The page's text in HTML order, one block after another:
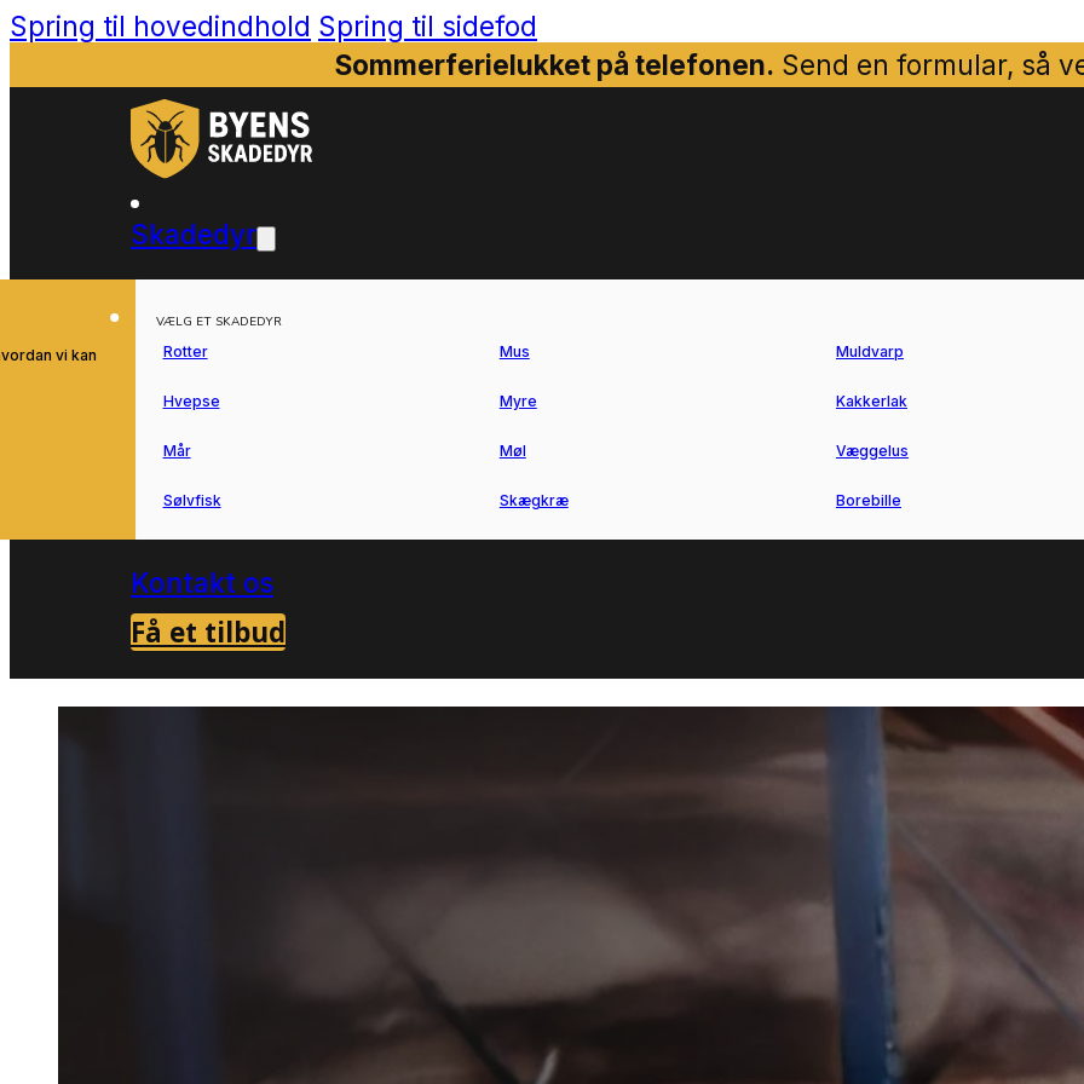
Spring til hovedindhold Spring til sidefod
Sommerferielukket på telefonen. Send en formular, så
Skadedyr
vi kan
VÆLG ET SKADEDYR
Rotter Mus Muldvarp
Hvepse Myre Kakkerlak
Mår Møl Væggelus
Sølvfisk Skægkræ Borebille
Kontakt os
Få et tilbud